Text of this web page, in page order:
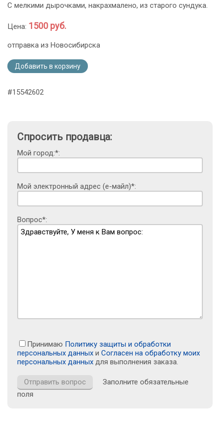
С мелкими дырочками, накрахмалено, из старого сундука.
Цена: 1500 руб.
отправка из Новосибирска
Добавить в корзину
#15542602
Спросить продавца:
Мой город:*:
Мой электронный адрес (е-майл)*:
Вопрос*:
Принимаю Политику защиты и обработки
персональных данных и Согласен на обработку моих
персональных данных для выполнения заказа.
Заполните обязательные
поля